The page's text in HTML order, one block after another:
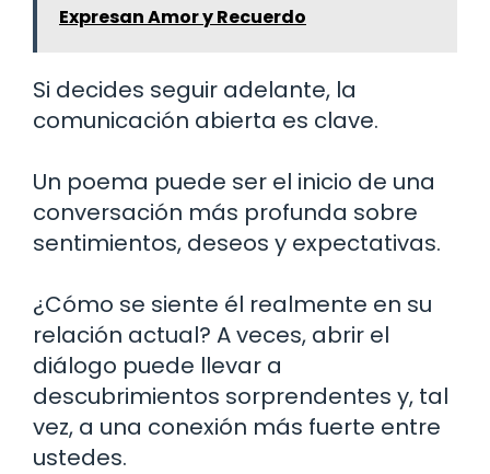
Expresan Amor y Recuerdo
Si decides seguir adelante, la
comunicación abierta es clave.
Un poema puede ser el inicio de una
conversación más profunda sobre
sentimientos, deseos y expectativas.
¿Cómo se siente él realmente en su
relación actual? A veces, abrir el
diálogo puede llevar a
descubrimientos sorprendentes y, tal
vez, a una conexión más fuerte entre
ustedes.